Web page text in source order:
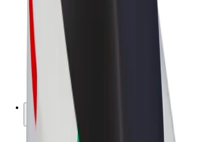
Výdělky řidiče
Kurýři
Výdělky kurýra
Partneři Bolt Food
Společnost